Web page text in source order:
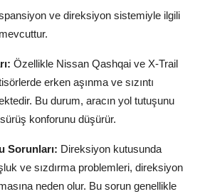
ve direksiyon sistemiyle ilgili
Özellikle Nissan Qashqai ve X-Trail
erken aşınma ve sızıntı
Bu durum, aracın yol tutuşunu
konforunu düşürür.
Sorunları: Direksiyon kutusunda
ve sızdırma problemleri, direksiyon
neden olur. Bu sorun genellikle